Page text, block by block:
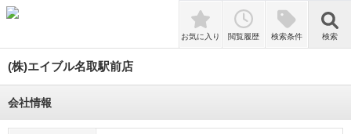
検索
お気に入り 閲覧履歴 検索条件 検索
(株)エイブル名取駅前店
会社情報